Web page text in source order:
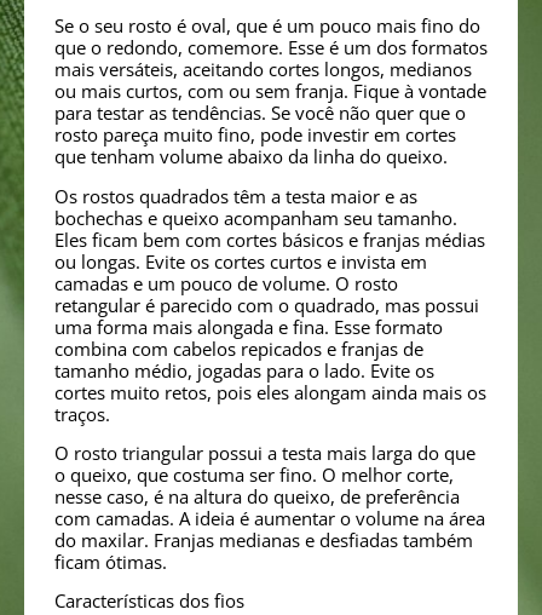
Se o seu rosto é oval, que é um pouco mais fino do
que o redondo, comemore. Esse é um dos formatos
mais versáteis, aceitando cortes longos, medianos
ou mais curtos, com ou sem franja. Fique à vontade
para testar as tendências. Se você não quer que o
rosto pareça muito fino, pode investir em cortes
que tenham volume abaixo da linha do queixo.
Os rostos quadrados têm a testa maior e as
bochechas e queixo acompanham seu tamanho.
Eles ficam bem com cortes básicos e franjas médias
ou longas. Evite os cortes curtos e invista em
camadas e um pouco de volume. O rosto
retangular é parecido com o quadrado, mas possui
uma forma mais alongada e fina. Esse formato
combina com cabelos repicados e franjas de
tamanho médio, jogadas para o lado. Evite os
cortes muito retos, pois eles alongam ainda mais os
traços.
O rosto triangular possui a testa mais larga do que
o queixo, que costuma ser fino. O melhor corte,
nesse caso, é na altura do queixo, de preferência
com camadas. A ideia é aumentar o volume na área
do maxilar. Franjas medianas e desfiadas também
ficam ótimas.
Características dos fios